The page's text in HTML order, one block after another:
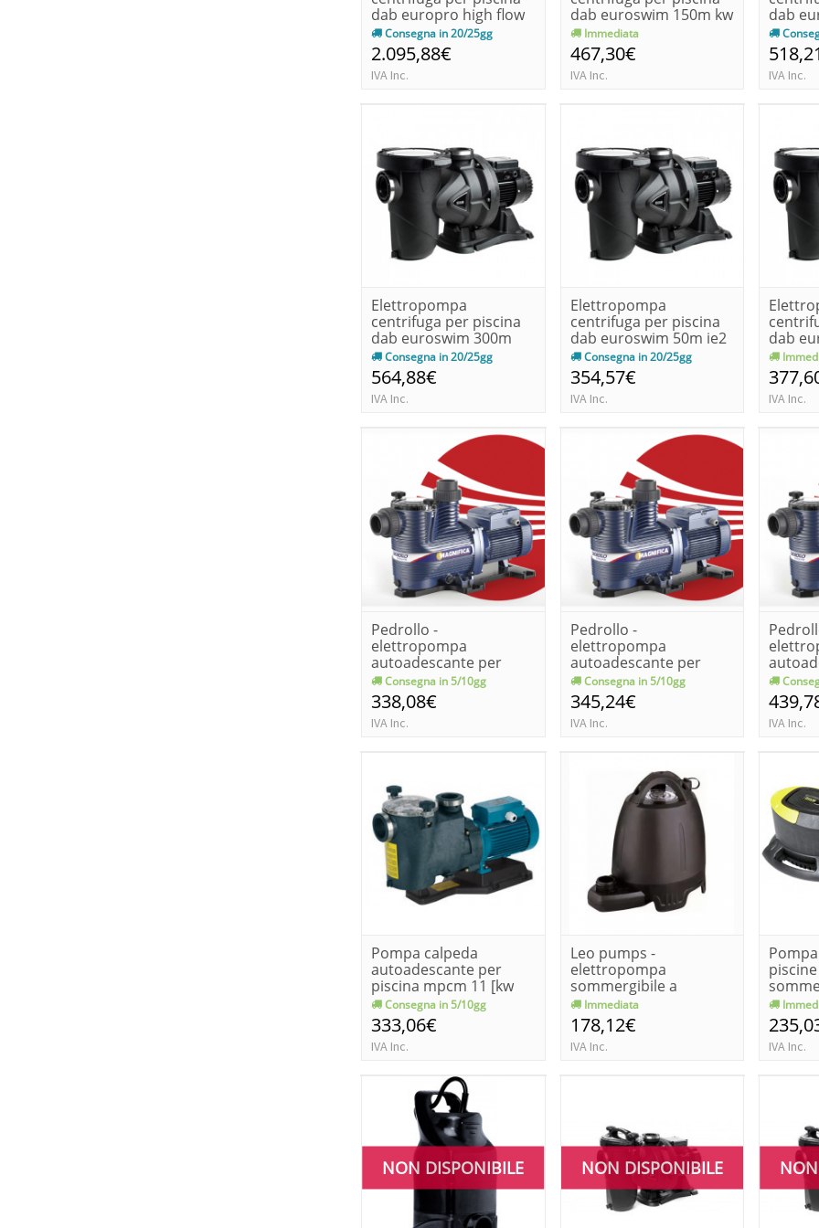
dab europro high flow
750t kw...
Consegna in 20/25gg
2.095,88€
IVA Inc.
dab euroswim 150m kw
1.1-hp 1...
Immediata
467,30€
IVA Inc.
dab
ie2 kw
IVA Inc.
Elettropompa
centrifuga per piscina
dab euroswim 300m
ie2 kw 1.8-...
Consegna in 20/25gg
564,88€
IVA Inc.
Elettropompa
centrifuga per piscina
dab euroswim 50m ie2
kw 0.55-...
Consegna in 20/25gg
354,57€
IVA Inc.
dab
kw
IVA Inc.
Pedrollo -
elettropompa
autoadescante per
piscina magnifica 1m
[k...
Consegna in 5/10gg
338,08€
IVA Inc.
Pedrollo -
elettropompa
autoadescante per
piscina magnifica 2m
[k...
Consegna in 5/10gg
345,24€
IVA Inc.
[k...
IVA Inc.
Pompa calpeda
autoadescante per
piscina mpcm 11 [kw
0.37 - 0.5 hp...
Consegna in 5/10gg
333,06€
IVA Inc.
Leo pumps -
elettropompa
sommergibile a
batteria lks200p
Immediata
178,12€
IVA Inc. IVA Inc.
NON DISPONIBILE NON DISPONIBILE